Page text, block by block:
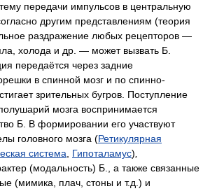
передачи импульсов в центральную
другим представлениям (теория
раздражение любых рецепторов —
холода и др. — может вызвать Б.
передаётся через задние
в спинной мозг и по спинно-
зрительных бугров. Поступление
мозга воспринимается
Б. В формировании его участвуют
головного мозга (Ретикулярная
система Гипоталамус)
(модальность) Б., а также связанные
(мимика, плач, стоны и т.д.) и